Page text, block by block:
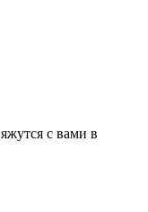
с вами в